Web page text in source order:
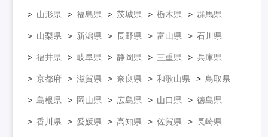
山形県 福島県 茨城県 栃木県 群馬県
山梨県 新潟県 長野県 富山県 石川県
福井県 岐阜県 静岡県 三重県 兵庫県
京都府 滋賀県 奈良県 和歌山県 鳥取県
島根県 岡山県 広島県 山口県 徳島県
香川県 愛媛県 高知県 佐賀県 長崎県